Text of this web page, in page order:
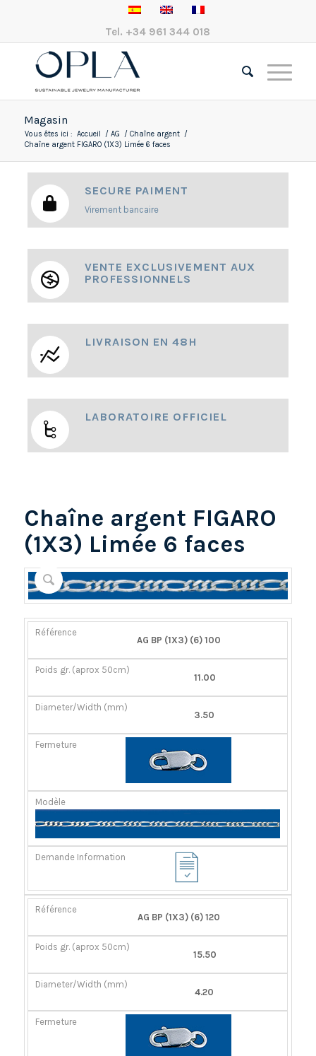
Tel. +34 961 344 018
Magasin
Vous êtes ici : Accueil / AG / Chaîne argent /
Chaîne argent FIGARO (1X3) Limée 6 faces
SECURE PAIMENT
Virement bancaire
VENTE EXCLUSIVEMENT AUX
PROFESSIONNELS
LIVRAISON EN 48H
LABORATOIRE OFFICIEL
Chaîne argent FIGARO
(1X3) Limée 6 faces
RÉFÉRENCE
(APROX
DIAMÈTER/LARGEUR
AG BP (1X3) (6) 100
11.00
3.50
AG BP (1X3) (6) 120
15.50
4.20